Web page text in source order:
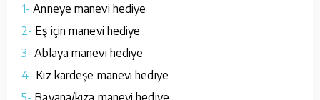
1- Anneye manevi hediye
2- Eş için manevi hediye
3- Ablaya manevi hediye
4- Kız kardeşe manevi hediye
5- Bayana/kıza manevi hediye